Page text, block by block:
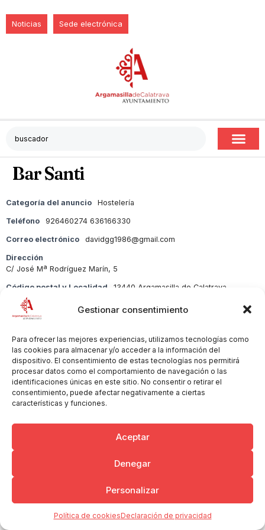
Gestionar consentimiento
Para ofrecer las mejores experiencias, utilizamos tecnologías como
las cookies para almacenar y/o acceder a la información del
dispositivo. El consentimiento de estas tecnologías nos permitirá
procesar datos como el comportamiento de navegación o las
identificaciones únicas en este sitio. No consentir o retirar el
consentimiento, puede afectar negativamente a ciertas
características y funciones.
Aceptar
Denegar
Personalizar
Política de cookiesDeclaración de privacidad
Noticias Sede electrónica
Bar Santi
Categoría del anuncio Hostelería
Teléfono 926460274 636166330
Correo electrónico davidgg1986@gmail.com
Dirección
C/ José Mª Rodríguez Marín, 5
Código postal y Localidad 13440 Argamasilla de Calatrava
Sector
Copyright © 2026 Ayuntamiento de Argamasilla de Calatrava
Politica de Privacidad y Aviso Legal
Registro de la actividad
Cookies